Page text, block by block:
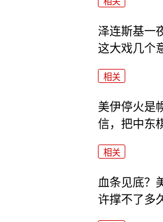
泽连斯基一
这大戏几个
相关
美伊停火是
信，把中东
相关
血条见底？
许撑不了多